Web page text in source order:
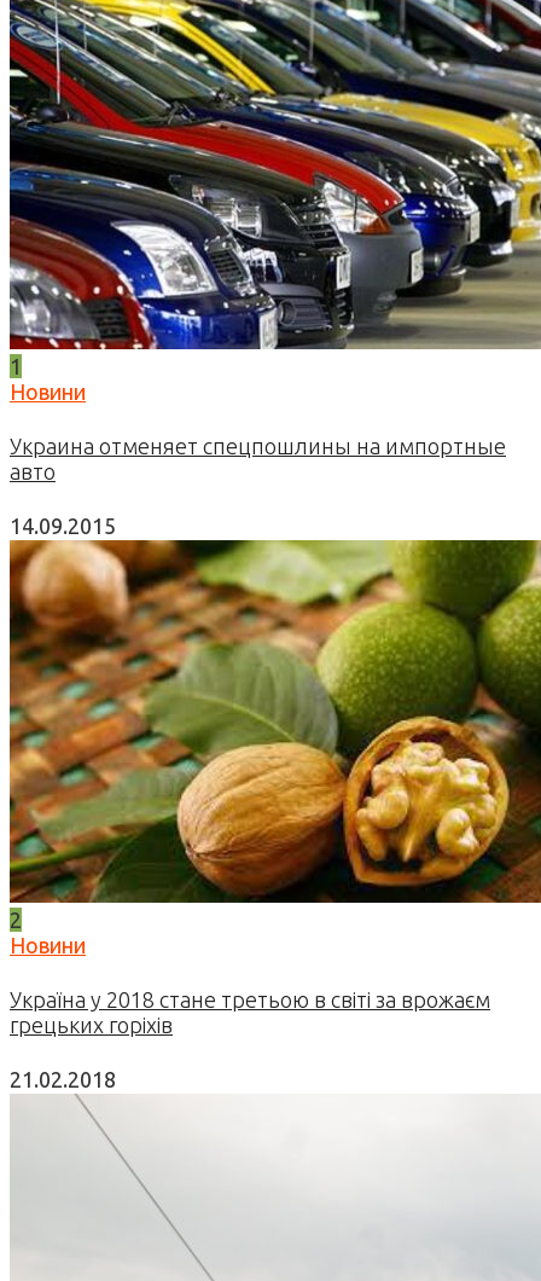
1
Новини
Украина отменяет спецпошлины на импортные
авто
14.09.2015
2
Новини
Україна у 2018 стане третьою в світі за врожаєм
грецьких горіхів
21.02.2018